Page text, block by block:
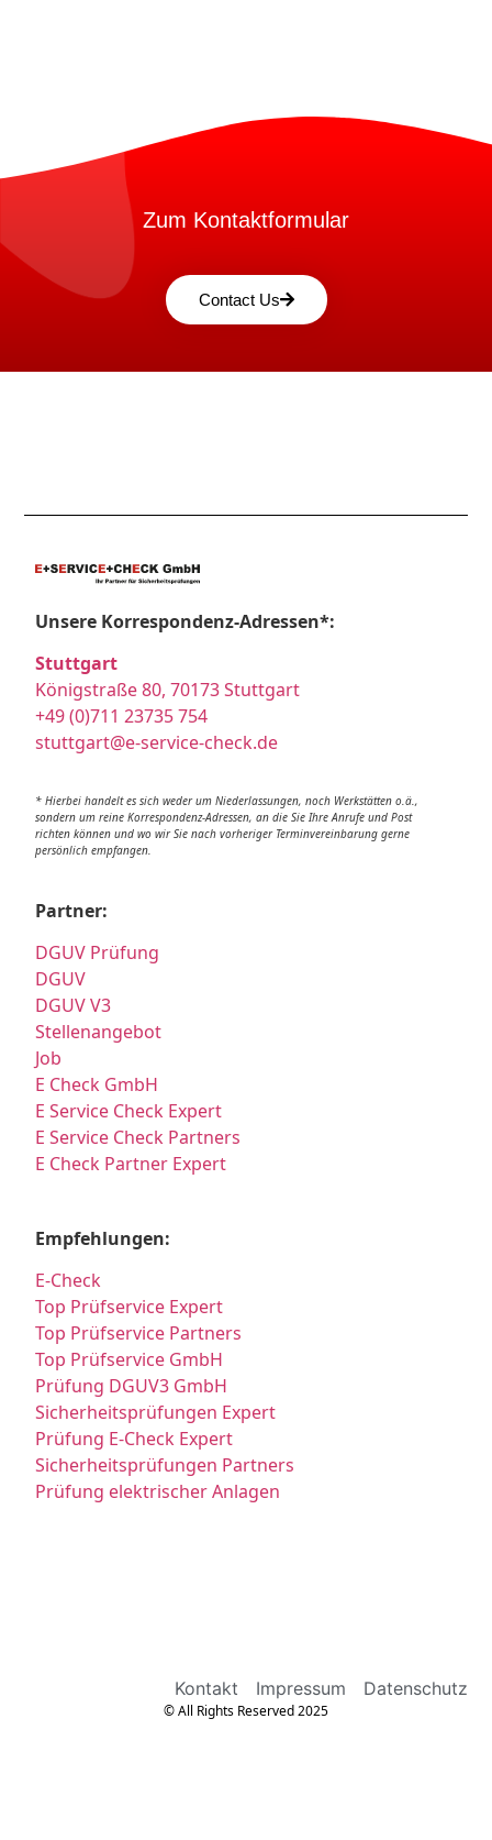
Zum Kontaktformular
Contact Us
Unsere Korrespondenz-Adressen*:
Stuttgart
Königstraße 80, 70173 Stuttgart
+49 (0)711 23735 754
stuttgart@e-service-check.de
* Hierbei handelt es sich weder um Niederlassungen, noch Werkstätten o.ä.,
sondern um reine Korrespondenz-Adressen, an die Sie Ihre Anrufe und Post
richten können und wo wir Sie nach vorheriger Terminvereinbarung gerne
persönlich empfangen.
Partner:
DGUV Prüfung
DGUV
DGUV V3
Stellenangebot
Job
E Check GmbH
E Service Check Expert
E Service Check Partners
E Check Partner Expert
Empfehlungen:
E-Check
Top Prüfservice Expert
Top Prüfservice Partners
Top Prüfservice GmbH
Prüfung DGUV3 GmbH
Sicherheitsprüfungen Expert
Prüfung E-Check Expert
Sicherheitsprüfungen Partners
Prüfung elektrischer Anlagen
Kontakt Impressum Datenschutz
© All Rights Reserved 2025